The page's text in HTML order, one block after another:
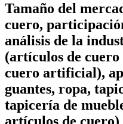
Tamaño del
cuero,
análisis de la
(artículos de
cuero artificial),
guantes, ropa,
tapicería de